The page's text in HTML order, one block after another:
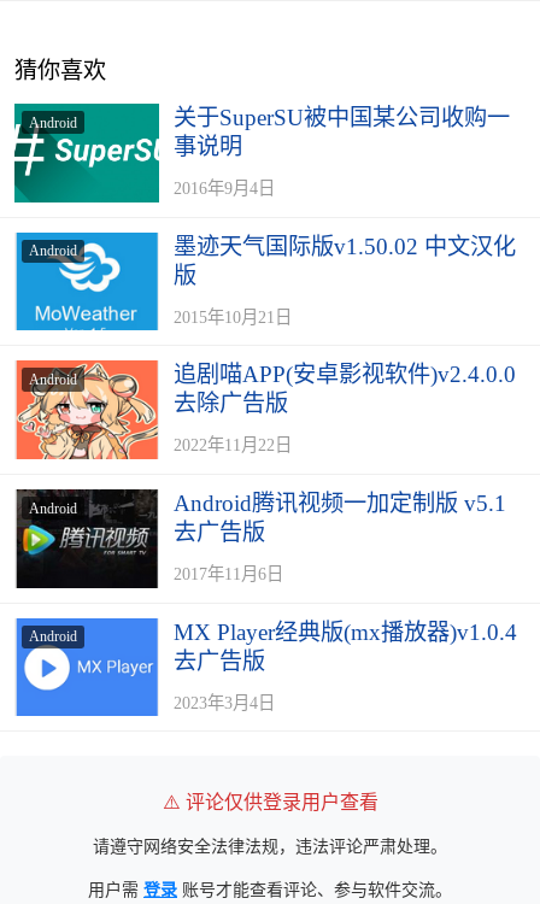
猜你喜欢
Android
关于SuperSU被中国某公司收购一
事说明
2016年9月4日
Android
墨迹天气国际版v1.50.02 中文汉化
版
2015年10月21日
Android
追剧喵APP(安卓影视软件)v2.4.0.0
去除广告版
2022年11月22日
Android
Android腾讯视频一加定制版 v5.1
去广告版
2017年11月6日
Android
MX Player经典版(mx播放器)v1.0.4
去广告版
2023年3月4日
⚠️ 评论仅供登录用户查看
请遵守网络安全法律法规，违法评论严肃处理。
用户需 登录 账号才能查看评论、参与软件交流。